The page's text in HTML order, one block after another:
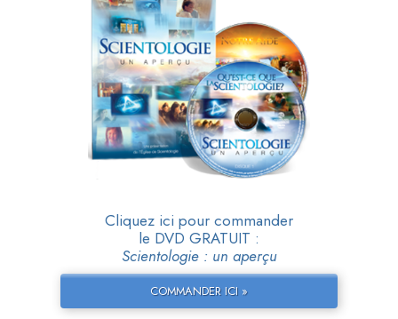
Cliquez ici pour commander
le DVD GRATUIT :
Scientologie : un aperçu
COMMANDER ICI »